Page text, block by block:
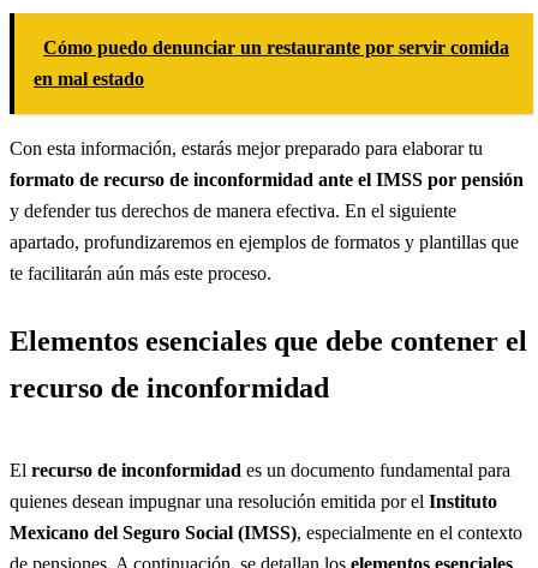
Cómo puedo denunciar un restaurante por servir comida
en mal estado
Con esta información, estarás mejor preparado para elaborar tu
formato de recurso de inconformidad ante el IMSS por pensión
y defender tus derechos de manera efectiva. En el siguiente
apartado, profundizaremos en ejemplos de formatos y plantillas que
te facilitarán aún más este proceso.
Elementos esenciales que debe contener el
recurso de inconformidad
El recurso de inconformidad es un documento fundamental para
quienes desean impugnar una resolución emitida por el Instituto
Mexicano del Seguro Social (IMSS), especialmente en el contexto
de pensiones. A continuación, se detallan los elementos esenciales